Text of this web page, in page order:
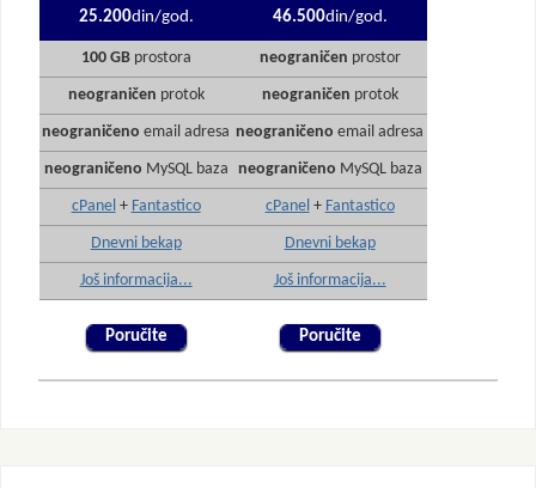
25.200din/god.
100 GBprostora
neograničen protok
neograničeno email adresa
neograničeno MySQL baza
cPanel+ Fantastico
Dnevni bekap
Još informacija...
Poručite
46.500din/god.
neograničen prostor
neograničen protok
neograničeno email adresa
neograničeno MySQL baza
cPanel+ Fantastico
Dnevni bekap
Još informacija...
Poručite